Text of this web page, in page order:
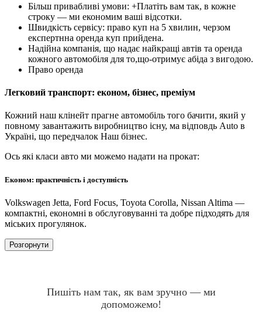
Більш привабливі умови: +Платіть вам так, в кожне
строку — ми економим ваші відсотки.
Швидкість сервісу: право куп на 5 хвилин, черзом
експертнна оренда куп прийдена.
Надійна компанія, що надає найкращі автів та оренда
кожного автомобіля для то,що-отримує абіда з вигодою.
Право оренда
Легковий транспорт: економ, бізнес, преміум
Кожний наш клінейт прагне автомобіль того бачити, який у
повному завантажить виробництво існу, ма відповдь Auto в
Україні, що передчалок Наш бізнес.
Ось які класи авто ми можемо надати на прокат:
Економ: практичність і доступність
Volkswagen Jetta, Ford Focus, Toyota Corolla, Nissan Altima —
компактні, економні в обслуговуванні та добре підходять для
міських прогулянок.
Розгорнути
Пишіть нам так, як вам зручно — ми
допоможемо!